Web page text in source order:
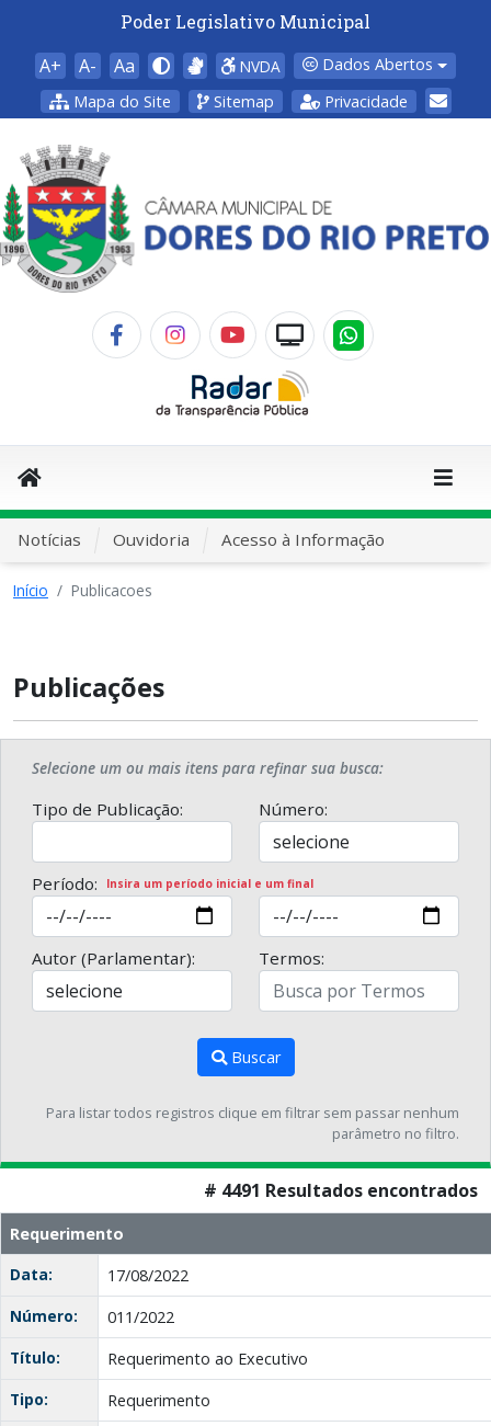
Poder Legislativo Municipal
A+ A- Aa NVDA
Dados Abertos
Mapa do Site
Sitemap Privacidade
Notícias Ouvidoria Acesso à Informação
Início Publicacoes
Publicações
Selecione um ou mais itens para refinar sua busca:
Tipo de Publicação: Número:
Período: Insira um período inicial e um final
Autor (Parlamentar): Termos:
Buscar
Para listar todos registros clique em filtrar sem passar nenhum
parâmetro no filtro.
# 4491 Resultados encontrados
Requerimento
Data:
17/08/2022
Número:
011/2022
Título:
Requerimento ao Executivo
Tipo:
Requerimento